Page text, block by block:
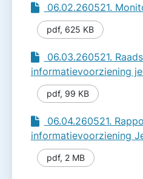
06.02.260521.
pdf, 625 KB
06.03.260521.
informatievoorziening
pdf, 99 KB
06.04.260521.
informatievoorziening
pdf, 2 MB